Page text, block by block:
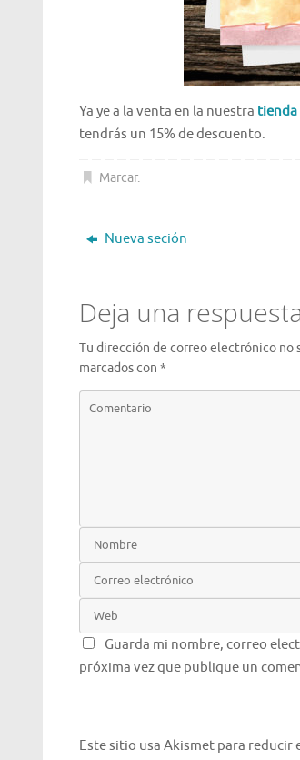
Ya ye a la venta en la nuestra tienda
tendrás un 15% de descuento.
Marcar.
Nueva seción
Deja una respuesta
Tu dirección de correo electrónico no
marcados con *
Guarda mi nombre, correo
próxima vez que publique un
Este sitio usa Akismet para reducir